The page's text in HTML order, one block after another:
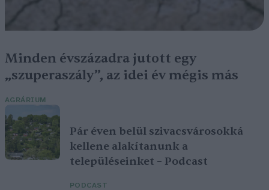
Minden évszázadra jutott egy
„szuperaszály”, az idei év mégis más
AGRÁRIUM
Pár éven belül szivacsvárosokká
kellene alakítanunk a
településeinket – Podcast
PODCAST